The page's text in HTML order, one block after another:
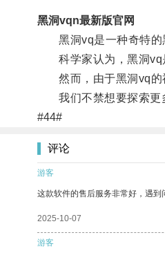
黑洞vqn最新版官网
黑洞vq是一种奇特的黑
科学家认为，黑洞vq是
然而，由于黑洞vq的
我们不禁想要探索更多
#44#
评论
游客
这款软件的售后服务非常好，遇到
2025-10-07
游客